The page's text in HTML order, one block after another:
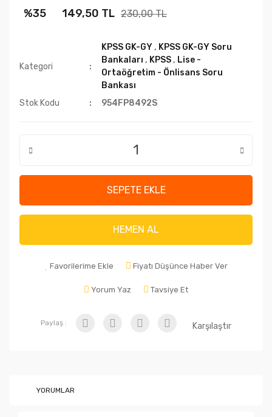
%35 149,50 TL 230,00 TL
Kategori
KPSS GK-GY, KPSS GK-GY Soru
Bankaları , KPSS, Lise -
Ortaöğretim - Önlisans Soru
Bankası
Stok Kodu
954FP8492S
SEPETE EKLE
HEMEN AL
Favorilerime Ekle Fiyatı Düşünce Haber Ver
Yorum Yaz Tavsiye Et
Paylaş : Karşılaştır
YORUMLAR